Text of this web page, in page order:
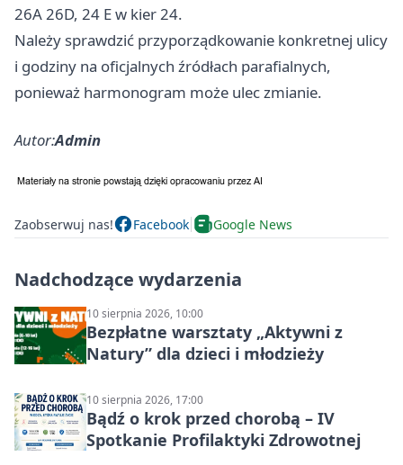
26A 26D, 24 E w kier 24.
Należy sprawdzić przyporządkowanie konkretnej ulicy
i godziny na oficjalnych źródłach parafialnych,
ponieważ harmonogram może ulec zmianie.
Autor:Admin
Zaobserwuj nas! Facebook Google News
Nadchodzące wydarzenia
10 sierpnia 2026, 10:00
Bezpłatne warsztaty „Aktywni z
Natury” dla dzieci i młodzieży
10 sierpnia 2026, 17:00
Bądź o krok przed chorobą – IV
Spotkanie Profilaktyki Zdrowotnej